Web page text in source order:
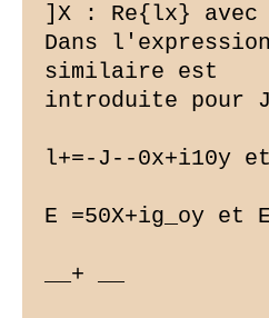
]X : Re{lx}
Dans
similaire est
introduite pour
l+=-J--0x+i10y
E =50X+ig_oy et
__+ __